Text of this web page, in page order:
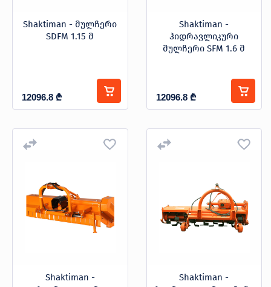
Shaktiman - მულჩერი
SDFM 1.15 მ
12096.8 ₾
Shaktiman -
ჰიდრავლიკური
მულჩერი SFM 1.6 მ
12096.8 ₾
Shaktiman -
Shaktiman -